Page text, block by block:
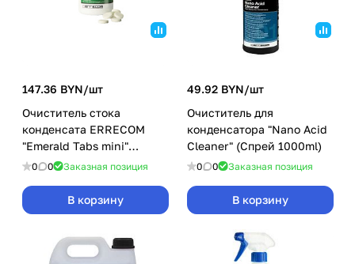
147.36 BYN/шт
Очиститель стока
конденсата ERRECOM
"Emerald Tabs mini"
(таблетки 100шт)
0 0 Заказная позиция
В корзину
49.92 BYN/шт
Очиститель для
конденсатора "Nano Acid
Cleaner" (Спрей 1000ml)
0 0 Заказная позиция
В корзину